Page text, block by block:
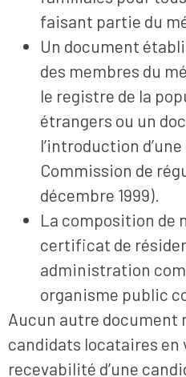
faisant partie du
Un document
des membres du
le registre de la
étrangers ou un
l’introduction
Commission de
décembre 1999).
La composition de
certificat de
administration
organisme public
Aucun autre document
candidats locataires en
recevabilité d’une